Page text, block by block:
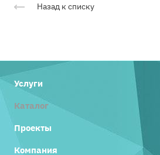
Назад к списку
Услуги
Каталог
Проекты
Компания